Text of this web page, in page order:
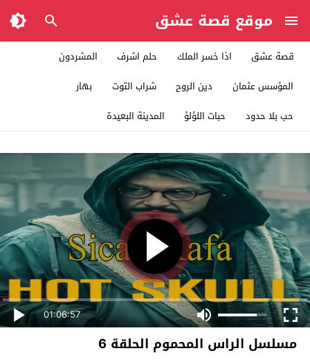
موقع قصة عشق
قصة عشق اذا خسر الملك حلم اشرف
المشردون
المؤسس عثمان
دين الروح شراب التوت
بهار
حب بلا حدود
حبات اللؤلؤ المدينة البعيدة
01:06:57
مسلسل الراس المحموم الحلقة 6